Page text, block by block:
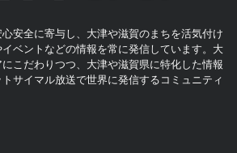
安全に寄与し、大津や滋賀のまちを活気付け
ベントなどの情報を常に発信しています。大
こだわりつつ、大津や滋賀県に特化した情報
サイマル放送で世界に発信するコミュニティ